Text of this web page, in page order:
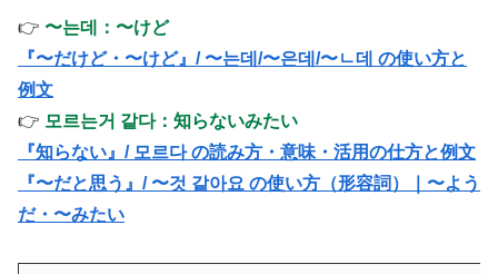
👉 〜는데：〜けど
『〜だけど・〜けど』/ 〜는데/〜은데/〜ㄴ데 の使い方と
例文
👉 모르는거 같다：知らないみたい
『知らない』/ 모르다 の読み方・意味・活用の仕方と例文
『〜だと思う』/ 〜것 같아요 の使い方（形容詞）｜〜よう
だ・〜みたい